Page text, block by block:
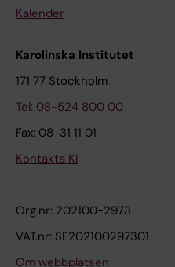
Kalender
Karolinska Institutet
171 77 Stockholm
Tel: 08-524 800 00
Fax: 08-31 11 01
Kontakta KI
Org.nr: 202100-2973
VAT.nr: SE202100297301
Om webbplatsen